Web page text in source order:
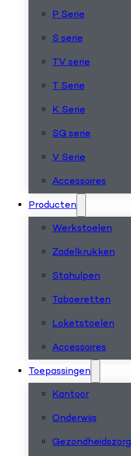
P Serie
S serie
TV serie
T Serie
K Serie
SG serie
V Serie
Accessoires
Producten
Werkstoelen
Zadelkrukken
Stahulpen
Taboeretten
Loketstoelen
Accessoires
Toepassingen
Kantoor
Onderwijs
Gezondheidszorg